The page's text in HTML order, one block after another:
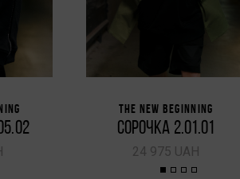
THE NEW BEGINNING
СОРОЧКА 2.01.01
24 975 UAH